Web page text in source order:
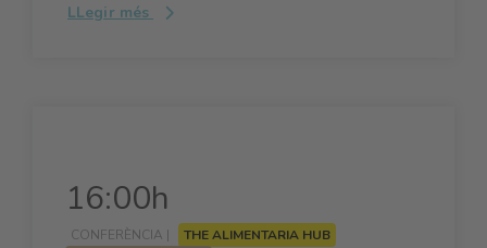
LLegir més
16:00h
CONFERÈNCIA |
THE ALIMENTARIA HUB